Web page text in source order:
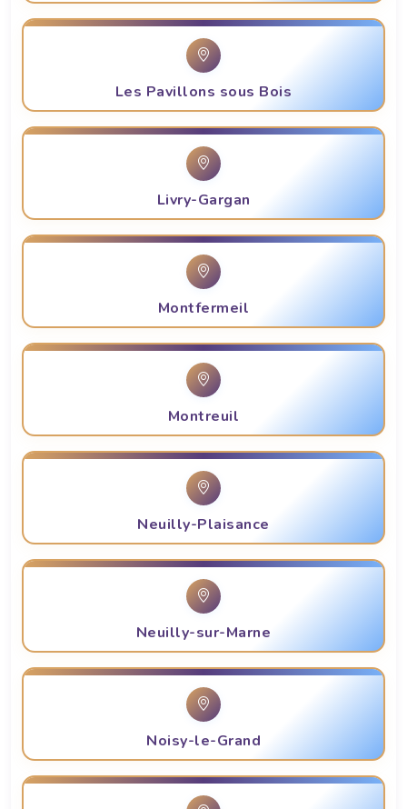
Les Pavillons sous Bois
Livry-Gargan
Montfermeil
Montreuil
Neuilly-Plaisance
Neuilly-sur-Marne
Noisy-le-Grand